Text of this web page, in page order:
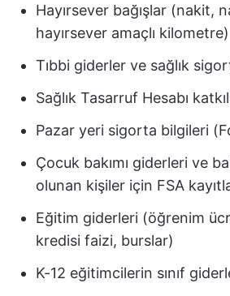
Hayırsever bağışlar (nakit,
hayırsever amaçlı kilometre)
Tıbbi giderler ve sağlık
Sağlık Tasarruf Hesabı
Pazar yeri sigorta bilgileri
Çocuk bakımı giderleri ve
olunan kişiler için FSA
Eğitim giderleri (öğrenim
kredisi faizi, burslar)
K-12 eğitimcilerin sınıf